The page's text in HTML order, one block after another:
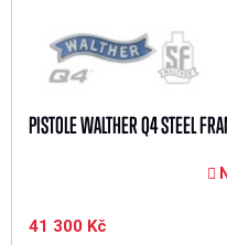
PISTOLE WALTHER Q4 STEEL
41 300 Kč